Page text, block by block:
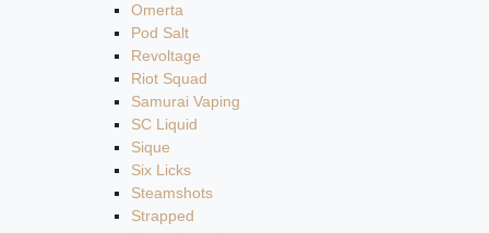
Omerta
Pod Salt
Revoltage
Riot Squad
Samurai Vaping
SC Liquid
Sique
Six Licks
Steamshots
Strapped